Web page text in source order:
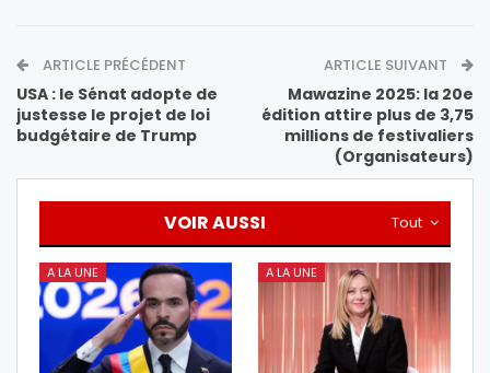
ARTICLE PRÉCÉDENT
USA : le Sénat adopte de
justesse le projet de loi
budgétaire de Trump
ARTICLE SUIVANT
Mawazine 2025: la 20e
édition attire plus de 3,75
millions de festivaliers
(Organisateurs)
Tout
VOIR AUSSI
A LA UNE A LA UNE